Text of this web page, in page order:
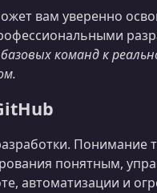
вам уверенно
команд к
Понимание
понятным,
автоматизации и